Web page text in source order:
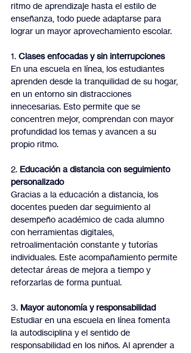
ritmo de aprendizaje hasta el estilo de
enseñanza, todo puede adaptarse para
lograr un mayor aprovechamiento escolar.
1. Clases enfocadas y sin interrupciones
En una escuela en línea, los estudiantes
aprenden desde la tranquilidad de su hogar,
en un entorno sin distracciones
innecesarias. Esto permite que se
concentren mejor, comprendan con mayor
profundidad los temas y avancen a su
propio ritmo.
2. Educación a distancia con seguimiento
personalizado
Gracias a la educación a distancia, los
docentes pueden dar seguimiento al
desempeño académico de cada alumno
con herramientas digitales,
retroalimentación constante y tutorías
individuales. Este acompañamiento permite
detectar áreas de mejora a tiempo y
reforzarlas de forma puntual.
3. Mayor autonomía y responsabilidad
Estudiar en una escuela en línea fomenta
la autodisciplina y el sentido de
responsabilidad en los niños. Al aprender a